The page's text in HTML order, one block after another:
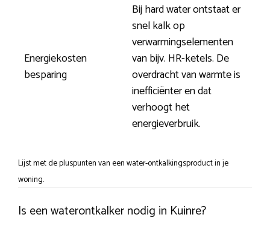
Energiekosten
besparing
Bij hard water ontstaat er
snel kalk op
verwarmingselementen
van bijv. HR-ketels. De
overdracht van warmte is
inefficiënter en dat
verhoogt het
energieverbruik.
Lijst met de pluspunten van een water-ontkalkingsproduct in je
woning.
Is een waterontkalker nodig in Kuinre?